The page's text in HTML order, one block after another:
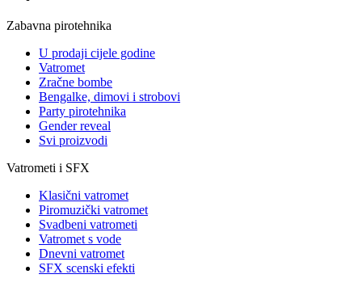
Zabavna pirotehnika
U prodaji cijele godine
Vatromet
Zračne bombe
Bengalke, dimovi i strobovi
Party pirotehnika
Gender reveal
Svi proizvodi
Vatrometi i SFX
Klasični vatromet
Piromuzički vatromet
Svadbeni vatrometi
Vatromet s vode
Dnevni vatromet
SFX scenski efekti